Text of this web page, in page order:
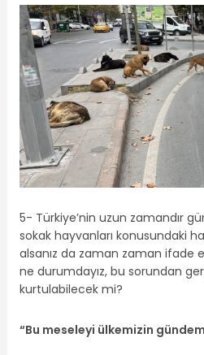
5- Türkiye’nin uzun zamandır
sokak hayvanları konusundaki
alsanız da zaman zaman ifade
ne durumdayız, bu sorundan
kurtulabilecek mi?
“Bu meseleyi ülkemizin